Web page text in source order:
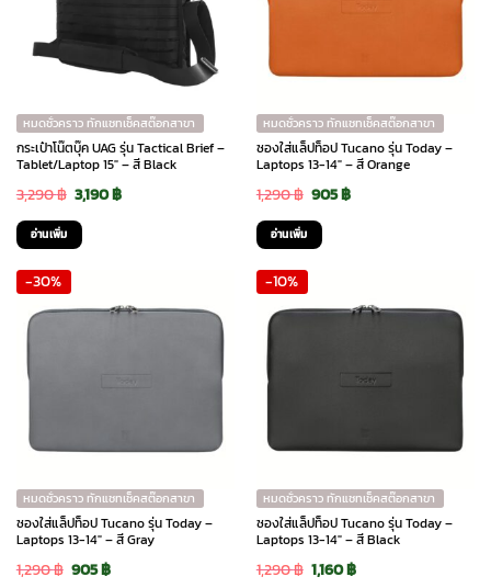
หมดชั่วคราว ทักแชทเช็คสต๊อกสาขา
กระเป๋าโน๊ตบุ๊ค UAG รุ่น Tactical Brief –
Tablet/Laptop 15″ – สี Black
3,290฿ Original
price
was:
3,190฿Current
อ่านเพิ่ม
หมดชั่วคราว ทักแชทเช็คสต๊อกสาขา
ซองใส่แล็ปท็อป Tucano รุ่น Today –
Laptops 13-14″ – สี Orange
1,290฿ Original
price
was:
905฿Current
อ่านเพิ่ม
-30%
หมดชั่วคราว ทักแชทเช็คสต๊อกสาขา
ซองใส่แล็ปท็อป Tucano รุ่น Today –
Laptops 13-14″ – สี Gray
1,290฿ Original
905฿Current
-10%
หมดชั่วคราว ทักแชทเช็คสต๊อกสาขา
ซองใส่แล็ปท็อป Tucano รุ่น Today –
Laptops 13-14″ – สี Black
1,290฿ Original
1,160฿Current